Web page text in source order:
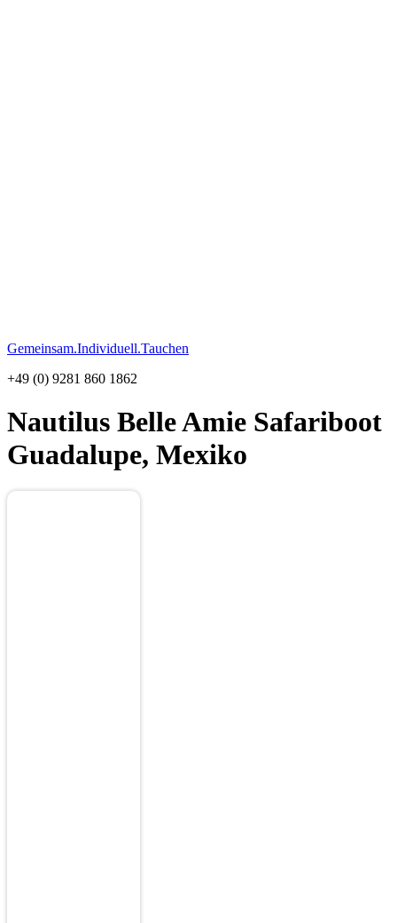
Gemeinsam.Individuell.Tauchen
+49 (0) 9281 860 1862
Nautilus Belle Amie Safariboot
Guadalupe, Mexiko